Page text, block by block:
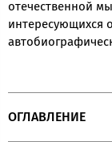
отечественной
интересующихся
ОГЛАВЛЕНИЕ